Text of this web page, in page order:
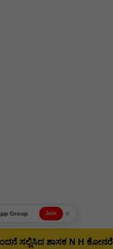
ಶಾಸಕ N H ಕೋನರೆಡ್ಡಿ
Group Join ×